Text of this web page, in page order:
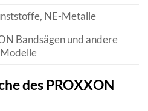
NE-Metalle
Bandsägen und andere
des PROXXON